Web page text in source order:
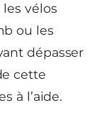
les vélos
ou les
dépasser
cette
à l’aide.